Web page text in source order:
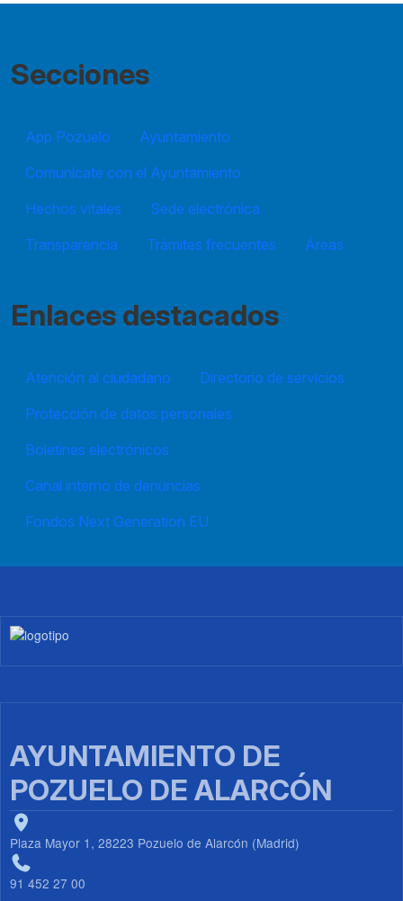
Secciones
App Pozuelo
Ayuntamiento
Comunícate con el Ayuntamiento
Hechos vitales
Sede electrónica
Transparencia
Trámites frecuentes Áreas
Enlaces destacados
Atención al ciudadano
Directorio de servicios
Protección de datos personales
Boletines electrónicos
Canal interno de denuncias
Fondos Next Generation EU
Imagen
AYUNTAMIENTO DE
POZUELO DE ALARCÓN
Plaza Mayor 1, 28223 Pozuelo de Alarcón (Madrid)
91 452 27 00